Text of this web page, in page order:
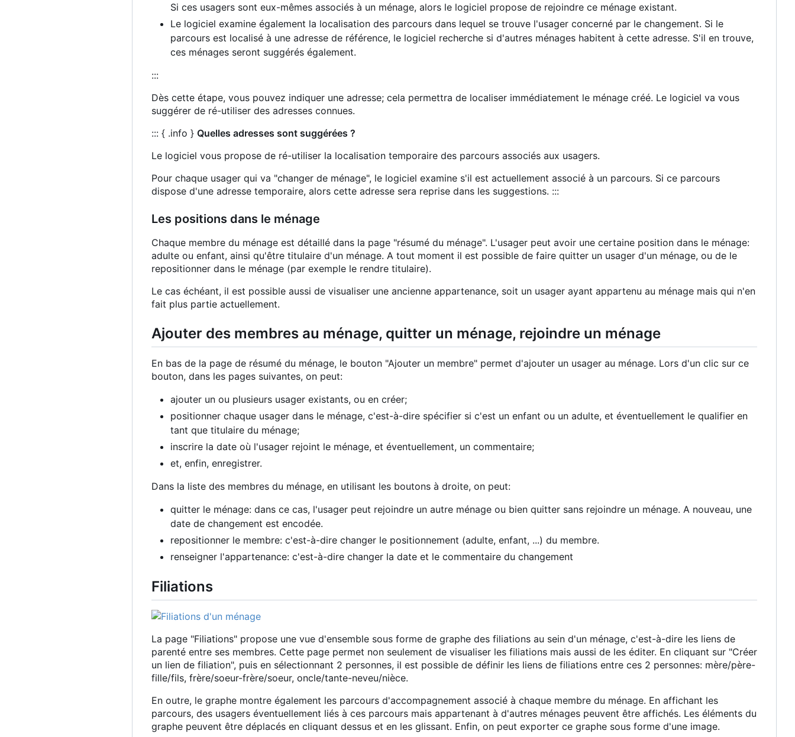
Si ces usagers sont eux-mêmes associés à un ménage, alors le logiciel propose de rejoindre ce ménage existant.
Le logiciel examine également la localisation des parcours dans lequel se trouve l'usager concerné par le changement. Si le
parcours est localisé à une adresse de référence, le logiciel recherche si d'autres ménages habitent à cette adresse. S'il en trouve,
ces ménages seront suggérés également.
:::
Dès cette étape, vous pouvez indiquer une adresse; cela permettra de localiser immédiatement le ménage créé. Le logiciel va vous
suggérer de ré-utiliser des adresses connues.
::: { .info } Quelles adresses sont suggérées ?
Le logiciel vous propose de ré-utiliser la localisation temporaire des parcours associés aux usagers.
Pour chaque usager qui va "changer de ménage", le logiciel examine s'il est actuellement associé à un parcours. Si ce parcours
dispose d'une adresse temporaire, alors cette adresse sera reprise dans les suggestions. :::
Les positions dans le ménage
Chaque membre du ménage est détaillé dans la page "résumé du ménage". L'usager peut avoir une certaine position dans le ménage:
adulte ou enfant, ainsi qu'être titulaire d'un ménage. A tout moment il est possible de faire quitter un usager d'un ménage, ou de le
repositionner dans le ménage (par exemple le rendre titulaire).
Le cas échéant, il est possible aussi de visualiser une ancienne appartenance, soit un usager ayant appartenu au ménage mais qui n'en
fait plus partie actuellement.
Ajouter des membres au ménage, quitter un ménage, rejoindre un ménage
En bas de la page de résumé du ménage, le bouton "Ajouter un membre" permet d'ajouter un usager au ménage. Lors d'un clic sur ce
bouton, dans les pages suivantes, on peut:
ajouter un ou plusieurs usager existants, ou en créer;
positionner chaque usager dans le ménage, c'est-à-dire spécifier si c'est un enfant ou un adulte, et éventuellement le qualifier en
tant que titulaire du ménage;
inscrire la date où l'usager rejoint le ménage, et éventuellement, un commentaire;
et, enfin, enregistrer.
Dans la liste des membres du ménage, en utilisant les boutons à droite, on peut:
quitter le ménage: dans ce cas, l'usager peut rejoindre un autre ménage ou bien quitter sans rejoindre un ménage. A nouveau, une
date de changement est encodée.
repositionner le membre: c'est-à-dire changer le positionnement (adulte, enfant, ...) du membre.
renseigner l'appartenance: c'est-à-dire changer la date et le commentaire du changement
Filiations
La page "Filiations" propose une vue d'ensemble sous forme de graphe des filiations au sein d'un ménage, c'est-à-dire les liens de
parenté entre ses membres. Cette page permet non seulement de visualiser les filiations mais aussi de les éditer. En cliquant sur "Créer
un lien de filiation", puis en sélectionnant 2 personnes, il est possible de définir les liens de filiations entre ces 2 personnes: mère/père-
fille/fils, frère/soeur-frère/soeur, oncle/tante-neveu/nièce.
En outre, le graphe montre également les parcours d'accompagnement associé à chaque membre du ménage. En affichant les
parcours, des usagers éventuellement liés à ces parcours mais appartenant à d'autres ménages peuvent être affichés. Les éléments du
graphe peuvent être déplacés en cliquant dessus et en les glissant. Enfin, on peut exporter ce graphe sous forme d'une image.